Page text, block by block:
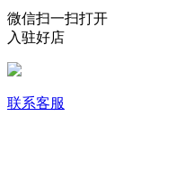
微信扫一扫打开
入驻好店
联系客服